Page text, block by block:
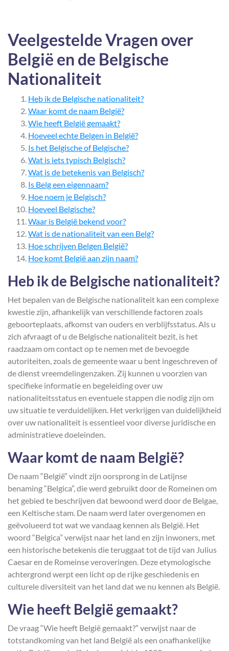
Veelgestelde Vragen over
België en de Belgische
Nationaliteit
Heb ik de Belgische nationaliteit?
Waar komt de naam België?
Wie heeft België gemaakt?
Hoeveel echte Belgen in België?
Is het Belgische of Belgische?
Wat is iets typisch Belgisch?
Wat is de betekenis van Belgisch?
Is Belg een eigennaam?
Hoe noem je Belgisch?
Hoeveel Belgische?
Waar is België bekend voor?
Wat is de nationaliteit van een Belg?
Hoe schrijven Belgen België?
Hoe komt België aan zijn naam?
Heb ik de Belgische nationaliteit?
Het bepalen van de Belgische nationaliteit kan een complexe
kwestie zijn, afhankelijk van verschillende factoren zoals
geboorteplaats, afkomst van ouders en verblijfsstatus. Als u
zich afvraagt of u de Belgische nationaliteit bezit, is het
raadzaam om contact op te nemen met de bevoegde
autoriteiten, zoals de gemeente waar u bent ingeschreven of
de dienst vreemdelingenzaken. Zij kunnen u voorzien van
specifieke informatie en begeleiding over uw
nationaliteitsstatus en eventuele stappen die nodig zijn om
uw situatie te verduidelijken. Het verkrijgen van duidelijkheid
over uw nationaliteit is essentieel voor diverse juridische en
administratieve doeleinden.
Waar komt de naam België?
De naam “België” vindt zijn oorsprong in de Latijnse
benaming “Belgica”, die werd gebruikt door de Romeinen om
het gebied te beschrijven dat bewoond werd door de Belgae,
een Keltische stam. De naam werd later overgenomen en
geëvolueerd tot wat we vandaag kennen als België. Het
woord “Belgica” verwijst naar het land en zijn inwoners, met
een historische betekenis die teruggaat tot de tijd van Julius
Caesar en de Romeinse veroveringen. Deze etymologische
achtergrond werpt een licht op de rijke geschiedenis en
culturele diversiteit van het land dat we nu kennen als België.
Wie heeft België gemaakt?
De vraag “Wie heeft België gemaakt?” verwijst naar de
totstandkoming van het land België als een onafhankelijke